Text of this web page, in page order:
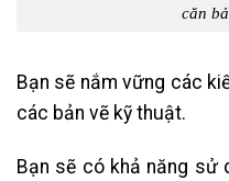
căn
Bạn sẽ nắm vững các
các bản vẽ kỹ thuật.
Bạn sẽ có khả năng sử